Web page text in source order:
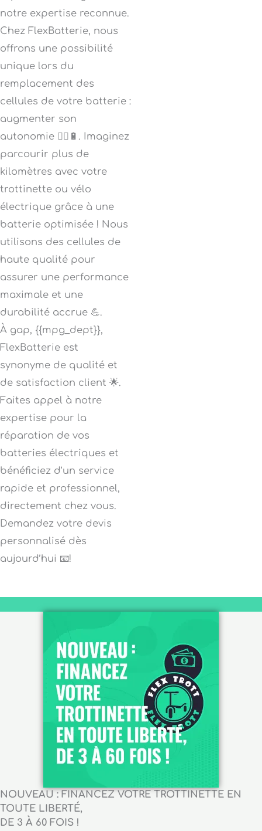
notre expertise reconnue.
Chez FlexBatterie, nous
offrons une possibilité
unique lors du
remplacement des
cellules de votre batterie :
augmenter son
autonomie 🚴‍♂️🔋. Imaginez
parcourir plus de
kilomètres avec votre
trottinette ou vélo
électrique grâce à une
batterie optimisée ! Nous
utilisons des cellules de
haute qualité pour
assurer une performance
maximale et une
durabilité accrue 💪.
À gap, {{mpg_dept}},
FlexBatterie est
synonyme de qualité et
de satisfaction client 🌟.
Faites appel à notre
expertise pour la
réparation de vos
batteries électriques et
bénéficiez d’un service
rapide et professionnel,
directement chez vous.
Demandez votre devis
personnalisé dès
aujourd’hui 📧!
NOUVEAU : FINANCEZ VOTRE TROTTINETTE EN
TOUTE LIBERTÉ,
DE 3 À 60 FOIS !